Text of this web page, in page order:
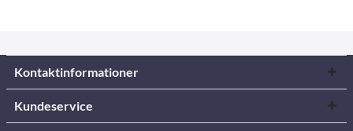
Kontaktinformationer
Kundeservice